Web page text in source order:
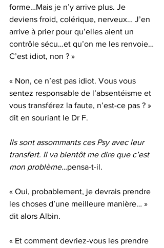
forme…Mais je n’y arrive plus. Je
deviens froid, colérique, nerveux… J’en
arrive à prier pour qu’elles aient un
contrôle sécu…et qu’on me les renvoie…
C’est idiot, non ? »
« Non, ce n’est pas idiot. Vous vous
sentez responsable de l’absentéisme et
vous transférez la faute, n’est-ce pas ? »
dit en souriant le Dr F.
Ils sont assommants ces Psy avec leur
transfert. Il va bientôt me dire que c’est
mon problème…pensa-t-il.
« Oui, probablement, je devrais prendre
les choses d’une meilleure manière… »
dit alors Albin.
« Et comment devriez-vous les prendre